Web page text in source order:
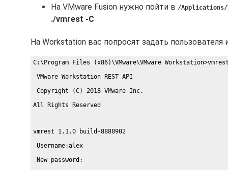
На VMware Fusion нужно пойти в /Applications/
./vmrest -C
На Workstation вас попросят задать пользователя
C:\Program Files (x86)\VMware\VMware
VMware Workstation REST API
Copyright (C) 2018 VMware Inc.
All Rights Reserved
vmrest 1.1.0 build-8888902
Username:alex
New password: